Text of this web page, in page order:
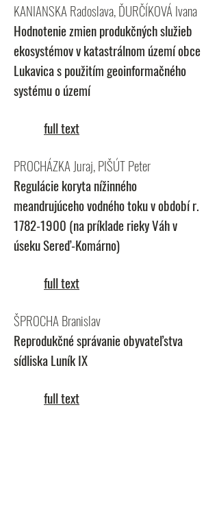
KANIANSKA Radoslava, ĎURČÍKOVÁ Ivana
Hodnotenie zmien produkčných služieb
ekosystémov v katastrálnom území obce
Lukavica s použitím geoinformačného
systému o území
full text
PROCHÁZKA Juraj, PIŠÚT Peter
Regulácie koryta nížinného
meandrujúceho vodného toku v období r.
1782-1900 (na príklade rieky Váh v
úseku Sereď-Komárno)
full text
ŠPROCHA Branislav
Reprodukčné správanie obyvateľstva
sídliska Luník IX
full text